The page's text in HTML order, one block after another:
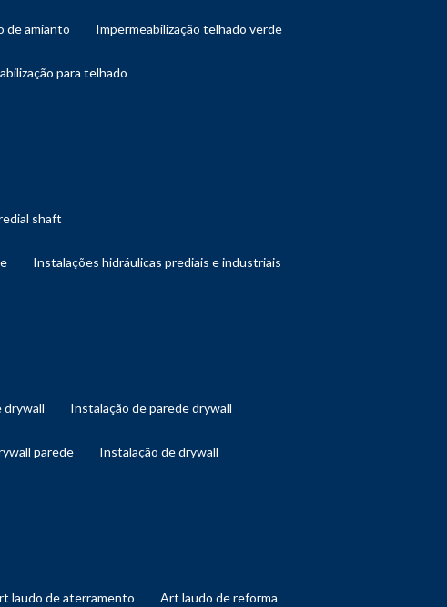
de amianto impermeabilização telhado verde
para telhado
shaft
instalações hidráulicas prediais e industriais
drywall instalação de parede drywall
parede instalação de drywall
art laudo de aterramento art laudo de reforma